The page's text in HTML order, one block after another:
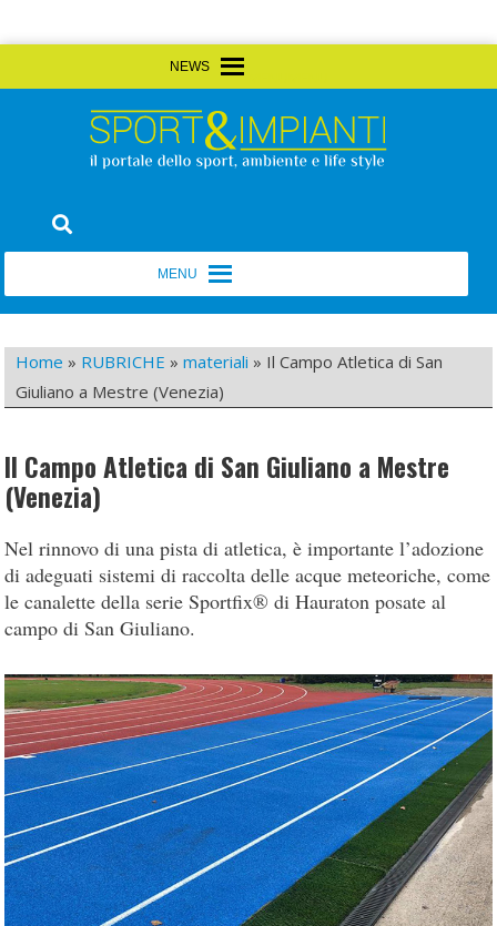
to
Sport&Impianti
Home » RUBRICHE »materiali » Il Campo Atletica di San
Giuliano a Mestre (Venezia)
Il Campo Atletica di San Giuliano a Mestre
(Venezia)
Nel rinnovo di una pista di atletica, è importante l’adozione
di adeguati sistemi di raccolta delle acque meteoriche, come
le canalette della serie Sportfix® di Hauraton posate al
campo di San Giuliano.